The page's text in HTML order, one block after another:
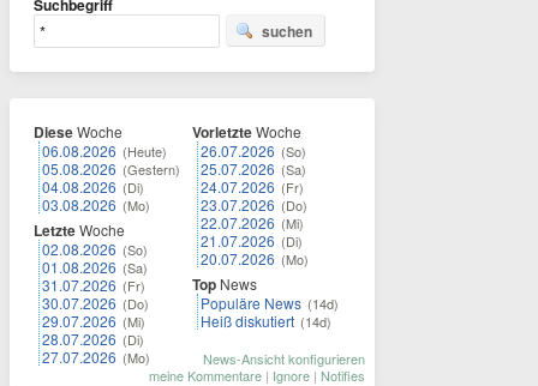
Suchbegriff
suchen
DieseWoche
06.08.2026 (Heute)
05.08.2026 (Gestern)
04.08.2026 (Di)
03.08.2026 (Mo)
LetzteWoche
02.08.2026 (So)
01.08.2026 (Sa)
31.07.2026 (Fr)
30.07.2026 (Do)
29.07.2026 (Mi)
28.07.2026 (Di)
27.07.2026 (Mo)
VorletzteWoche
26.07.2026 (So)
25.07.2026 (Sa)
24.07.2026 (Fr)
23.07.2026 (Do)
22.07.2026 (Mi)
21.07.2026 (Di)
20.07.2026 (Mo)
Top News
Populäre News (14d)
Heiß diskutiert (14d)
News-Ansicht konfigurieren
meine Kommentare | Ignore | Notifies